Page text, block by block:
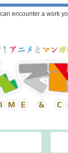
encounter a work